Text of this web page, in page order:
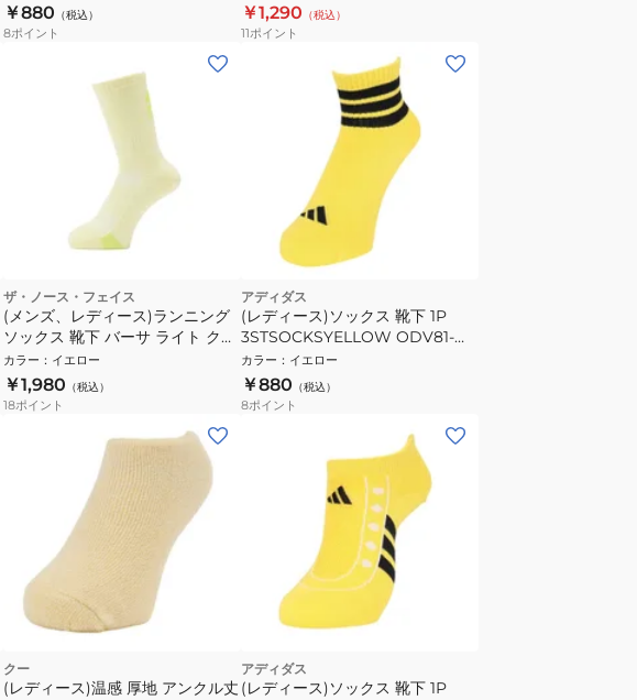
￥880 （税込）
8ポイント
￥1,290 （税込）
11ポイント
ザ・ノース・フェイス
(メンズ、レディース)ランニング
ソックス 靴下 バーサ ライト クル
ー NN82603 LM
カラー ： イエロー
￥1,980 （税込）
18ポイント
アディダス
(レディース)ソックス 靴下 1P
3STSOCKSYELLOW ODV81-
KK8029
カラー ： イエロー
￥880 （税込）
8ポイント
クー
(レディース)温感 厚地 アンクル丈
アディダス
(レディース)ソックス 靴下 1P